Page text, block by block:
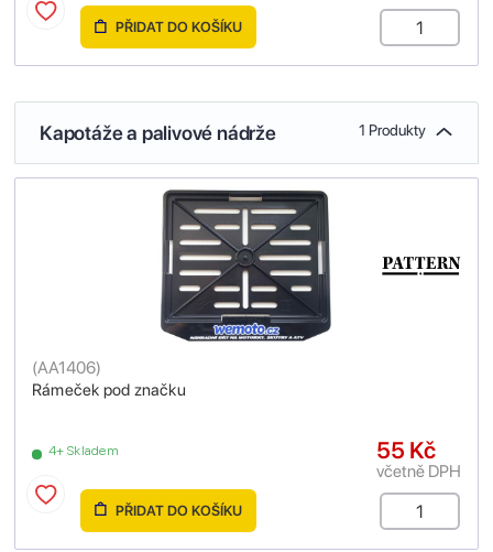
PŘIDAT DO KOŠÍKU
Kapotáže a palivové nádrže 1 Produkty
Rámeček pod značku
(AA1406)
4+ Skladem 55 Kč
včetně DPH
PŘIDAT DO KOŠÍKU